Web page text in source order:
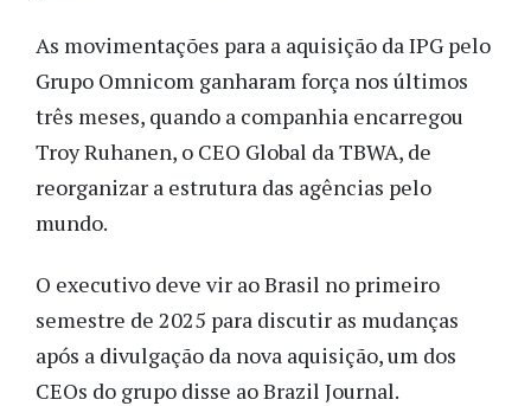
As movimentações para a aquisição da IPG pelo
Grupo Omnicom ganharam força nos últimos
três meses, quando a companhia encarregou
Troy Ruhanen, o CEO Global da TBWA, de
reorganizar a estrutura das agências pelo
mundo.
O executivo deve vir ao Brasil no primeiro
semestre de 2025 para discutir as mudanças
após a divulgação da nova aquisição, um dos
CEOs do grupo disse ao Brazil Journal.